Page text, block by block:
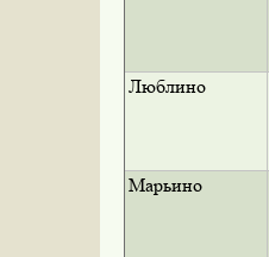
Люблино
Марьино